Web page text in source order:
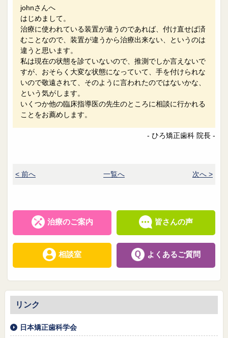
johnさんへ
はじめまして。
治療に使われている装置が違うのであれば、付け直せば済
むことなので、装置が違うから治療出来ない、というのは
違うと思います。
私は現在の状態を診ていないので、推測でしか言えないで
すが、おそらく大変な状態になっていて、手を付けられな
いので敬遠されて、そのように言われたのではないかな、
という気がします。
いくつか他の臨床指導医の先生のところに相談に行かれる
ことをお薦めします。
- ひろ矯正歯科 院長 -
< 前へ 一覧へ 次へ >
治療のご案内 皆さんの声
相談室 よくあるご質問
リンク
日本矯正歯科学会